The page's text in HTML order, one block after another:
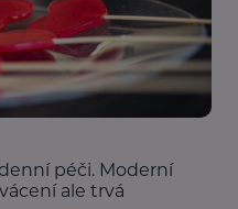
péči. Moderní
ale trvá